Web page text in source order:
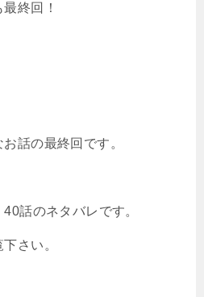
終回！
話の最終回です。
話のネタバレです。
さい。